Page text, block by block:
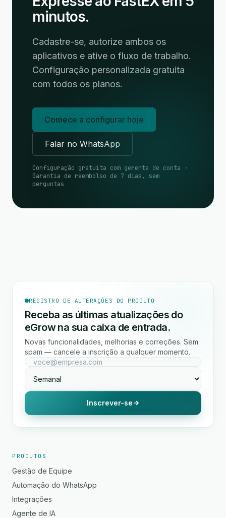
minutos.
Cadastre-se, autorize ambos os
aplicativos e ative o fluxo de trabalho.
Configuração personalizada gratuita
com todos os planos.
Comece a configurar hoje
Falar no WhatsApp
Configuração gratuita com gerente de conta ·
Garantia de reembolso de 7 dias, sem
perguntas
REGISTRO DE ALTERAÇÕES DO PRODUTO
Receba as últimas atualizações do
eGrow na sua caixa de entrada.
Novas funcionalidades, melhorias e correções. Sem
spam — cancele a inscrição a qualquer momento.
Inscrever-se
PRODUTOS
Gestão de Equipe
Automação do WhatsApp
Integrações
Agente de IA